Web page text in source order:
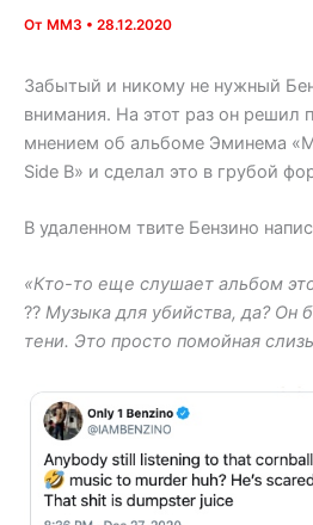
От MM3 • 28.12.2020
Забытый и никому не нужный
внимания. На этот раз он решил
мнением об альбоме Эминема
Side B» и сделал это в грубой
В удаленном твите Бензино
«Кто-то еще слушает альбом
?? Музыка для убийства, да? Он
тени. Это просто помойная